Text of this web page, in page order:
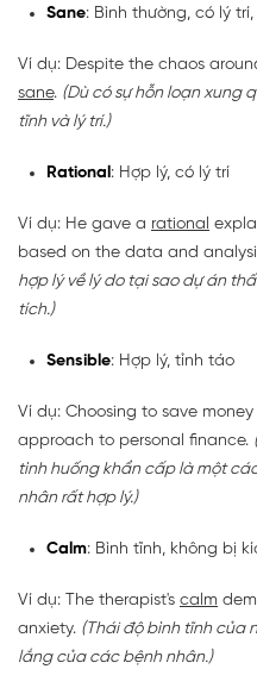
Sane: Bình thường, có lý
Ví dụ: Despite the chaos
sane. (Dù có sự hỗn loạn xung
tĩnh và lý trí.)
Rational : Hợp lý, có lý trí
Ví dụ: He gave a rational
based on the data and
hợp lý về lý do tại sao dự án
tích.)
Sensible: Hợp lý, tỉnh táo
Ví dụ: Choosing to save
approach to personal finance.
tình huống khẩn cấp là một
nhân rất hợp lý.)
Calm: Bình tĩnh, không bị
Ví dụ: The therapist's calm
anxiety. (Thái độ bình tĩnh của
lắng của các bệnh nhân.)